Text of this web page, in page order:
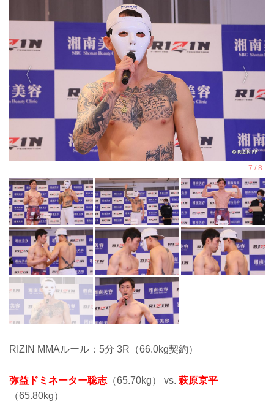
RIZIN MMAルール：5分 3R（66.0kg契約）
弥益ドミネーター聡志 （65.70kg） vs. 萩原京平
（65.80kg）